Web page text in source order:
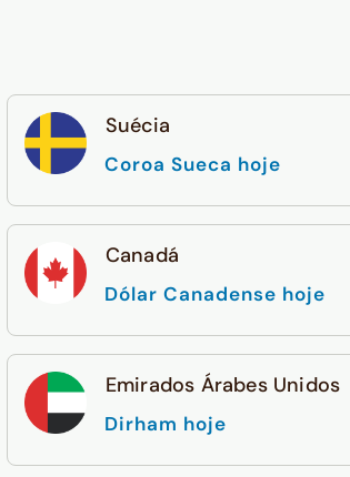
Suécia
Coroa Sueca hoje
Canadá
Dólar Canadense hoje
Emirados Árabes Unidos
Dirham hoje